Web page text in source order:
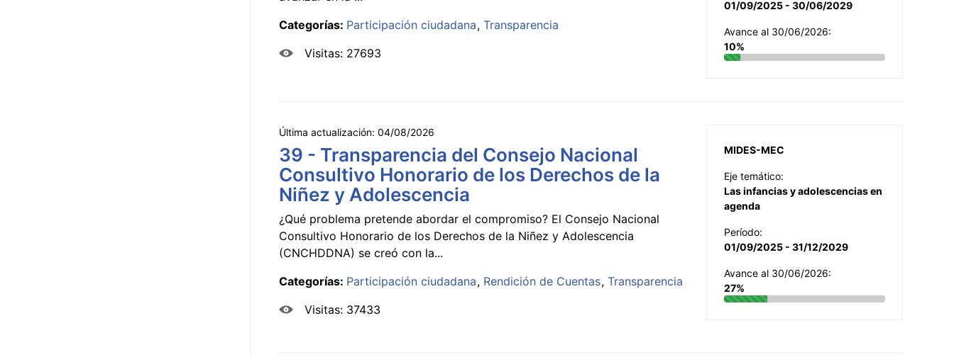
Categorías: Participación ciudadana Transparencia
Visitas: 27693
01/09/2025 - 30/06/2029
Avance al 30/06/2026:
10%
Última actualización: 04/08/2026
39 - Transparencia del Consejo Nacional
Consultivo Honorario de los Derechos de la
Niñez y Adolescencia
¿Qué problema pretende abordar el compromiso? El Consejo Nacional
Consultivo Honorario de los Derechos de la Niñez y Adolescencia
(CNCHDDNA) se creó con la...
Categorías: Participación ciudadana Rendición de Cuentas Transparencia
Visitas: 37433
MIDES-MEC
Eje temático:
Las infancias y adolescencias en
agenda
Período:
01/09/2025 - 31/12/2029
Avance al 30/06/2026:
27%